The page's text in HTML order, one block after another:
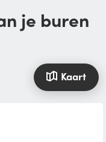
Kaart